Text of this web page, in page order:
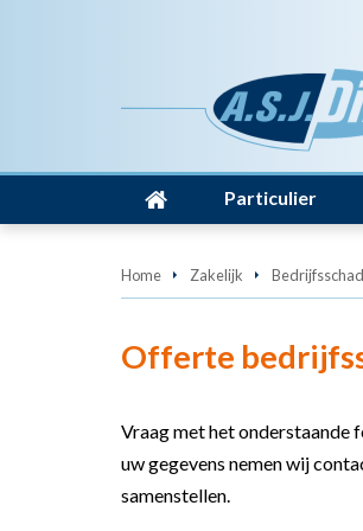
Particulier
Home Zakelijk
Offerte
Vraag met het onderstaande
uw gegevens nemen wij
samenstellen.